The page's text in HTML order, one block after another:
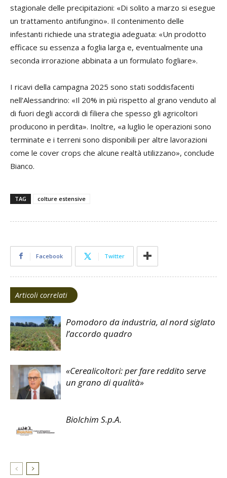
stagionale delle precipitazioni: «Di solito a marzo si esegue
un trattamento antifungino». Il contenimento delle
infestanti richiede una strategia adeguata: «Un prodotto
efficace su essenza a foglia larga e, eventualmente una
seconda irrorazione abbinata a un formulato fogliare».
I ricavi della campagna 2025 sono stati soddisfacenti
nell’Alessandrino: «Il 20% in più rispetto al grano venduto al
di fuori degli accordi di filiera che spesso gli agricoltori
producono in perdita». Inoltre, «a luglio le operazioni sono
terminate e i terreni sono disponibili per altre lavorazioni
come le cover crops che alcune realtà utilizzano», conclude
Bianco.
TAG colture estensive
Facebook Twitter
Articoli correlati
Pomodoro da industria, al nord siglato
l’accordo quadro
«Cerealicoltori: per fare reddito serve
un grano di qualità»
Biolchim S.p.A.